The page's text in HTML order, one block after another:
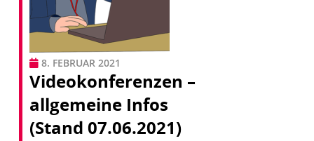
8. FEBRUAR 2021
Videokonferenzen –
allgemeine Infos
(Stand 07.06.2021)